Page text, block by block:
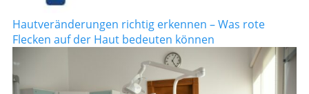
Hautveränderungen richtig erkennen – Was rote
Flecken auf der Haut bedeuten können